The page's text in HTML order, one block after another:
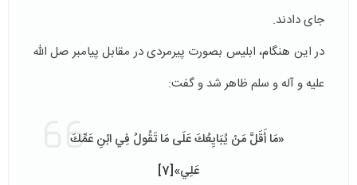
جای دادند.
در این هنگام، ابلیس بصورت پیرمردی در مقابل پیامبر صل الله
علیه و آله و سلم ظاهر شد و گفت:
«مَا أَقَلَّ مَنْ يُبَايِعُكَ عَلَى مَا تَقُولُ فِي ابْنِ عَمِّكَ
عَلِي»‏[7]